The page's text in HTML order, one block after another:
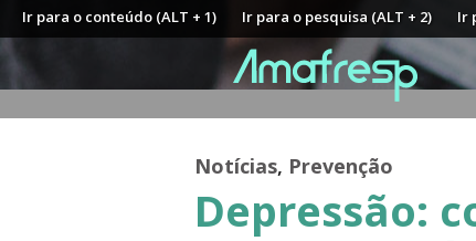
Ir para o conteúdo (ALT + 1) Ir para o pesquisa (ALT + 2) Ir
Notícias, Prevenção
Depressão: